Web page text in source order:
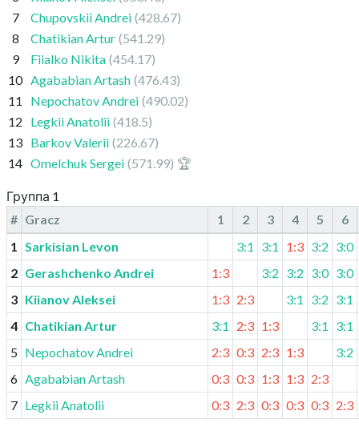
7
Chupovskii Andrei (428.67)
8
Chatikian Artur (541.29)
9
Fiialko Nikita (454.17)
10 Agababian Artash (476.43)
11
Nepochatov Andrei (490.02)
12
Legkii Anatolii (418.5)
13 Barkov Valerii (226.67)
14 Omelchuk Sergei (571.99) 🏆
Группа 1
# Gracz 1 2 3 4 5
6
1
Sarkisian Levon 3:1 3:1 1:3 3:2 3:0
2 Gerashchenko Andrei 1:3 3:2 3:2 3:0 3:0
3 Kiianov Aleksei 1:3 2:3 3:1 3:2 3:1
4 Chatikian Artur 3:1 2:3 1:3 3:1
3:1
5 Nepochatov Andrei 2:3 0:3 2:3 1:3
3:2
6 Agababian Artash 0:3 0:3 1:3 1:3 2:3
7 Legkii Anatolii 0:3 2:3 0:3 0:3 0:3 2:3